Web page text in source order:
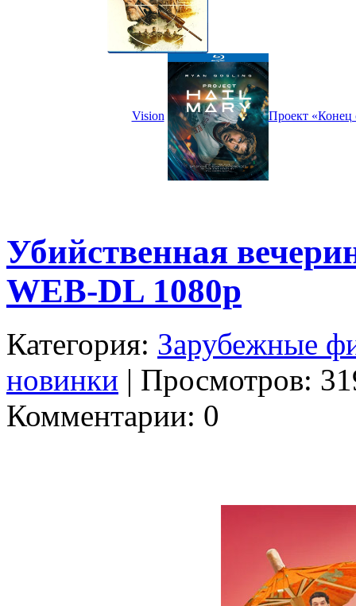
Vision Проект «Конец
Убийственная
WEB-DL 1080p
Категория: Зарубежные
новинки | Просмотров:
Комментарии: 0